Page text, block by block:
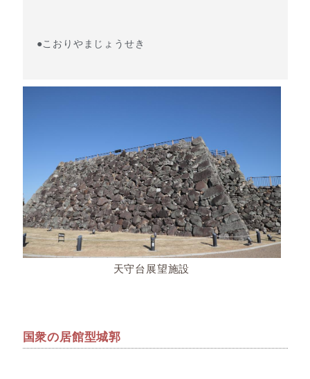
●こおりやまじょうせき
天守台展望施設
国衆の居館型城郭